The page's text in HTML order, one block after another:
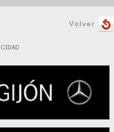
Volver